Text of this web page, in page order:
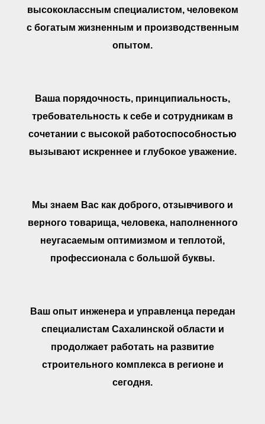
высококлассным специалистом, человеком
с богатым жизненным и производственным
опытом.
Ваша порядочность, принципиальность,
требовательность к себе и сотрудникам в
сочетании с высокой работоспособностью
вызывают искреннее и глубокое уважение.
Мы знаем Вас как доброго, отзывчивого и
верного товарища, человека, наполненного
неугасаемым оптимизмом и теплотой,
профессионала с большой буквы.
Ваш опыт инженера и управленца передан
специалистам Сахалинской области и
продолжает работать на развитие
строительного комплекса в регионе и
сегодня.